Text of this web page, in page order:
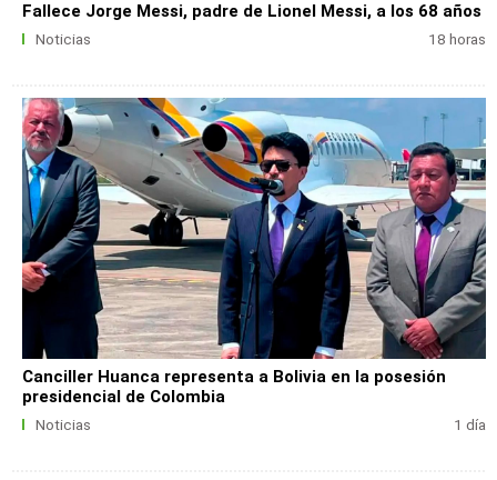
Fallece Jorge Messi, padre de Lionel Messi, a los 68 años
Noticias 18 horas
Canciller Huanca representa a Bolivia en la posesión
presidencial de Colombia
Noticias 1 día